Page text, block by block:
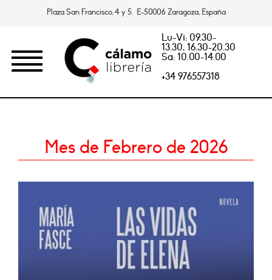
Plaza San Francisco, 4 y 5. E-50006 Zaragoza, España
Lu-Vi: 09.30-
13.30, 16.30-20.30
Sa: 10.00-14.00
+34 976557318
Mes de Febrero de 2026